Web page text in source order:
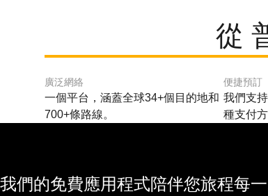
從
廣泛網絡
一個平台，涵蓋全球34+個目的地和
700+條路線。
便捷預訂
我們支
種支付方
我們的免費應用程式陪伴您旅程每